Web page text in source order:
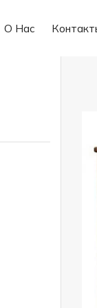
О Нас